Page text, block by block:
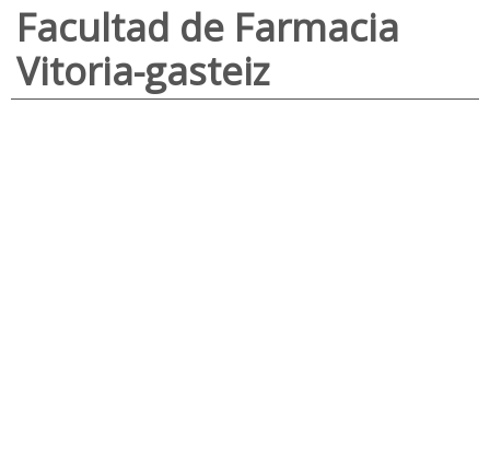
Facultad de Farmacia
Vitoria-gasteiz